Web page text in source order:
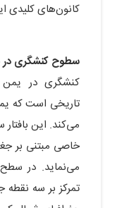
کانون‌های کلیدی
سطوح کنشگری در
کنشگری در یمن
تاریخی است که
می‌کند. این
خاصی مبتنی بر
می‌نماید. در
تمرکز بر سه